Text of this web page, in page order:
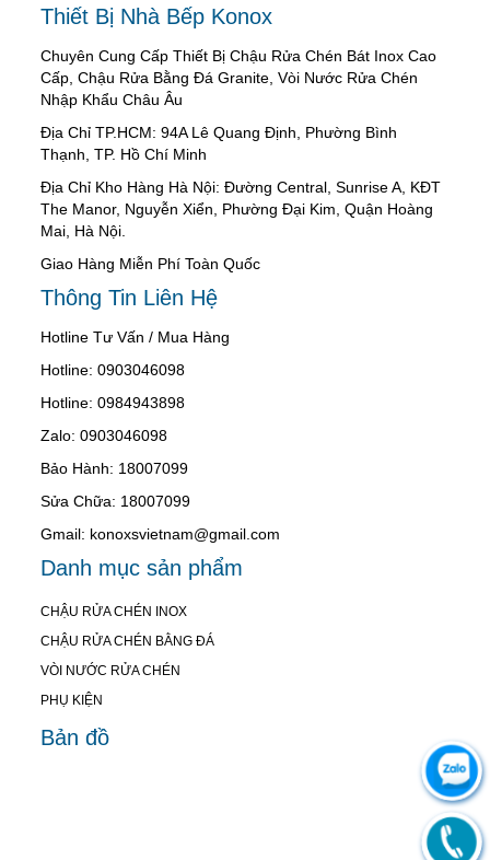
Thiết Bị Nhà Bếp Konox
Chuyên Cung Cấp Thiết Bị Chậu Rửa Chén Bát Inox Cao
Cấp, Chậu Rửa Bằng Đá Granite, Vòi Nước Rửa Chén
Nhập Khẩu Châu Âu
Địa Chỉ TP.HCM: 94A Lê Quang Định, Phường Bình
Thạnh, TP. Hồ Chí Minh
Địa Chỉ Kho Hàng Hà Nội: Đường Central, Sunrise A, KĐT
The Manor, Nguyễn Xiển, Phường Đại Kim, Quận Hoàng
Mai, Hà Nội.
Giao Hàng Miễn Phí Toàn Quốc
Thông Tin Liên Hệ
Hotline Tư Vấn / Mua Hàng
Hotline: 0903046098
Hotline: 0984943898
Zalo: 0903046098
Bảo Hành: 18007099
Sửa Chữa: 18007099
Gmail: konoxsvietnam@gmail.com
Danh mục sản phẩm
CHẬU RỬA CHÉN INOX
CHẬU RỬA CHÉN BẰNG ĐÁ
VÒI NƯỚC RỬA CHÉN
PHỤ KIỆN
Bản đồ